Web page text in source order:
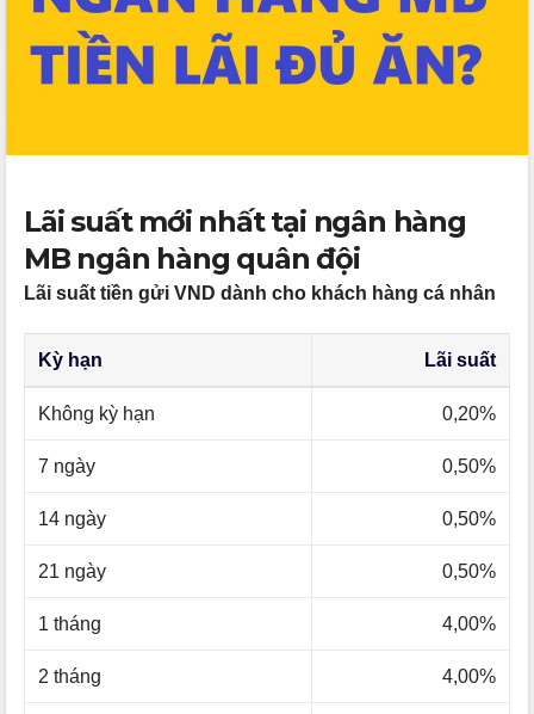
Lãi suất mới nhất tại ngân hàng
MB ngân hàng quân đội
Lãi suất tiền gửi VND dành cho khách hàng cá nhân
Kỳ hạn Lãi suất
Không kỳ hạn 0,20%
7 ngày 0,50%
14 ngày 0,50%
21 ngày 0,50%
1 tháng 4,00%
2 tháng 4,00%